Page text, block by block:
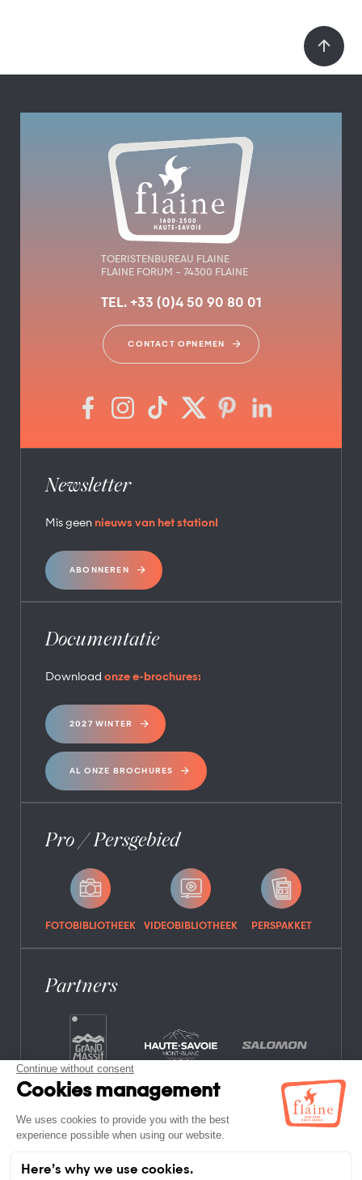
TOERISTENBUREAU FLAINE
FLAINE FORUM – 74300 FLAINE
TEL. +33 (0)4 50 90 80 01
CONTACT OPNEMEN
Newsletter
Mis geen nieuws van het station!
ABONNEREN
Documentatie
Download onze e-brochures:
2027 WINTER
AL ONZE BROCHURES
Pro / Persgebied
FOTOBIBLIOTHEEK VIDEOBIBLIOTHEEK PERSPAKKET
Partners